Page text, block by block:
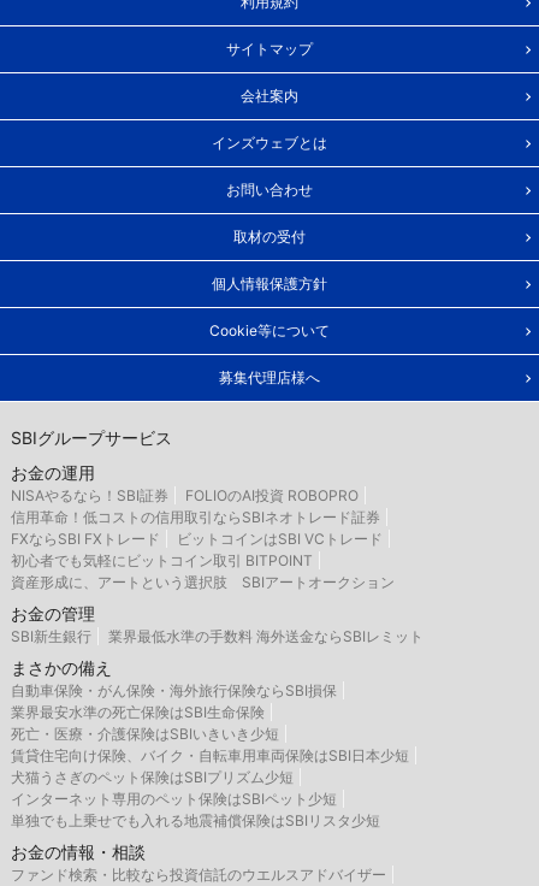
サイトマップ
会社案内
インズウェブとは
お問い合わせ
取材の受付
個人情報保護方針
Cookie等について
募集代理店様へ
SBIグループサービス
お金の運用
NISAやるなら！SBI証券
FOLIOのAI投資 ROBOPRO
信用革命！低コストの信用取引ならSBIネオトレード証券
FXならSBI FXトレード
ビットコインはSBI VCトレード
初心者でも気軽にビットコイン取引 BITPOINT
資産形成に、アートという選択肢 SBIアートオークション
お金の管理
SBI新生銀行 業界最低水準の手数料 海外送金ならSBIレミット
まさかの備え
自動車保険・がん保険・海外旅行保険ならSBI損保
業界最安水準の死亡保険はSBI生命保険
死亡・医療・介護保険はSBIいきいき少短
賃貸住宅向け保険、バイク・自転車用車両保険はSBI日本少短
犬猫うさぎのペット保険はSBIプリズム少短
インターネット専用のペット保険はSBIペット少短
単独でも上乗せでも入れる地震補償保険はSBIリスタ少短
お金の情報・相談
ファンド検索・比較なら投資信託のウエルスアドバイザー